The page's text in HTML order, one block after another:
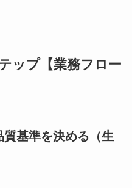
ップ【業務フロー
基準を決める（生